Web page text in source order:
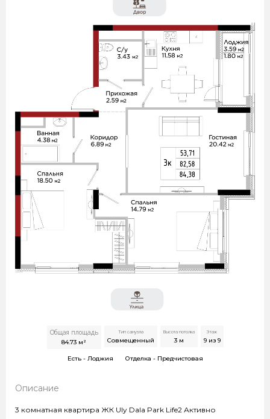
Общая площадь
84.73 м²
Тип санузла
Совмещенный
Высота потолка
3м
Этаж
9 из 9
Есть - Лоджия Отделка - Предчистовая
Описание
3 комнатная квартира ЖК Uly Dala Park Life2 Активно